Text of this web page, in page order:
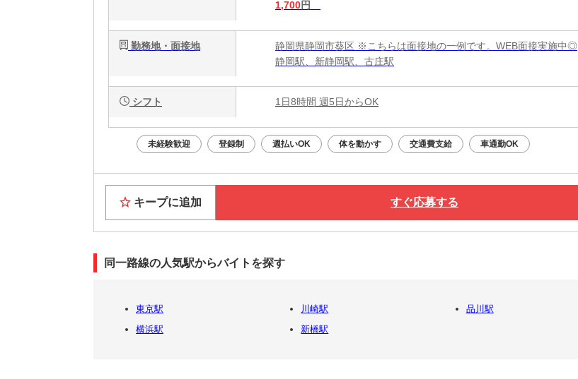
1,700円
勤務地・面接地
静岡県静岡市葵区 ※こちらは面接地の一例です。WEB面接実施中◎
静岡駅、新静岡駅、古庄駅
シフト 1日8時間 週5日からOK
未経験歓迎 登録制 週払いOK 体を動かす 交通費支給 車通勤OK
キープに追加 すぐ応募する
同一路線の人気駅からバイトを探す
東京駅 川崎駅
品川駅
横浜駅
新橋駅